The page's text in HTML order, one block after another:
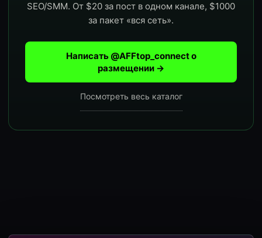
SEO/SMM. От $20 за пост в одном канале, $1000
за пакет «вся сеть».
Написать @AFFtop_connect о
размещении →
Посмотреть весь каталог